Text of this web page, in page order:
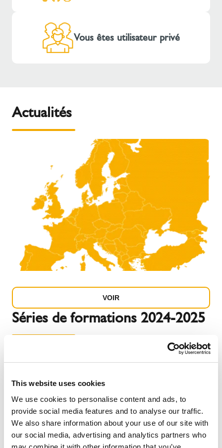
This website uses cookies
We use cookies to personalise content and ads, to
provide social media features and to analyse our traffic.
We also share information about your use of our site with
our social media, advertising and analytics partners who
Vous êtes utilisateur privé
Actualités
VOIR
Séries de formations 2024-2025